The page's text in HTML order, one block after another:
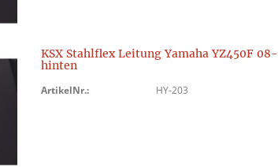
KSX Stahlflex Leitung Yamaha YZ450F 08-
hinten
ArtikelNr.: HY-203